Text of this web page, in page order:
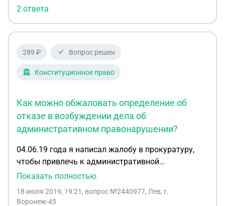
указанных недостатков" 2 Судья ".. в связи с
вышеизложенным, вернуть жалобу без
рассмотрения" Основания в обоих случаях:
времени есть для повторной подачи в суд № 1? 2.
В суд № 2 не могу повторно подать?
2 ответа
289 ₽ Вопрос решен
Конституционное право
Как можно обжаловать определение об
отказе в возбуждении дела об
административном правонарушении?
04.06.19 года я написал жалобу в прокуратуру,
чтобы привлечь к административной
ответственности согласно по ст. 5.59 КоАП РФ в
области за бездействия о том, что
Показать полностью
18 июля 2019, 19:21 , вопрос №2440977, Лев, г.
Воронеж-45